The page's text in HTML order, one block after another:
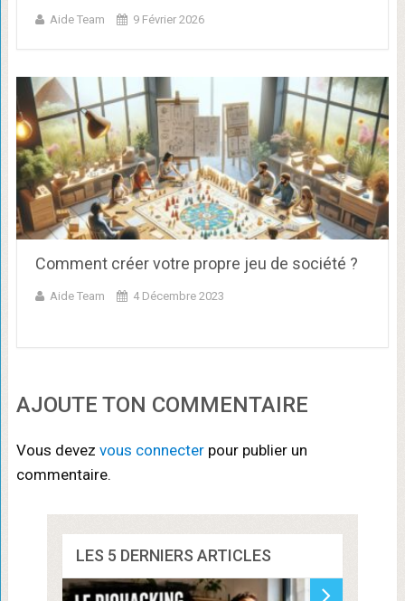
Aide Team 9 Février 2026
Comment créer votre propre jeu de société ?
Aide Team 4 Décembre 2023
AJOUTE TON COMMENTAIRE
Vous devez vous connecterpour publier un
commentaire.
LES 5 DERNIERS ARTICLES